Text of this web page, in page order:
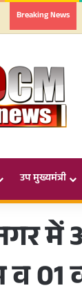
Breaking News
उप मुख्यमंत्री